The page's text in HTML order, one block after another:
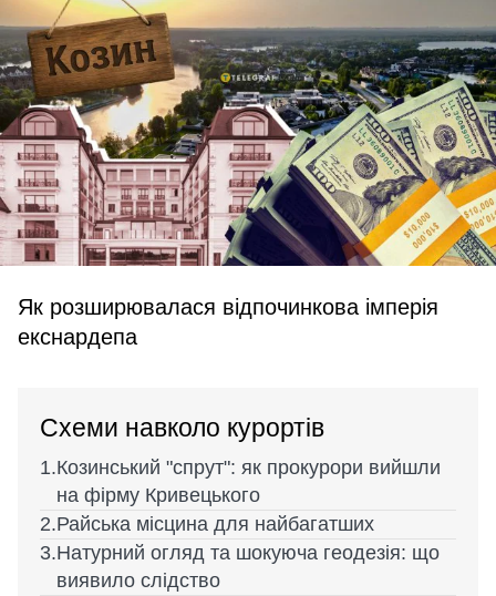
Як розширювалася відпочинкова імперія
екснардепа
Схеми навколо курортів
Козинський "спрут": як прокурори вийшли
на фірму Кривецького
Райська місцина для найбагатших
Натурний огляд та шокуюча геодезія: що
виявило слідство